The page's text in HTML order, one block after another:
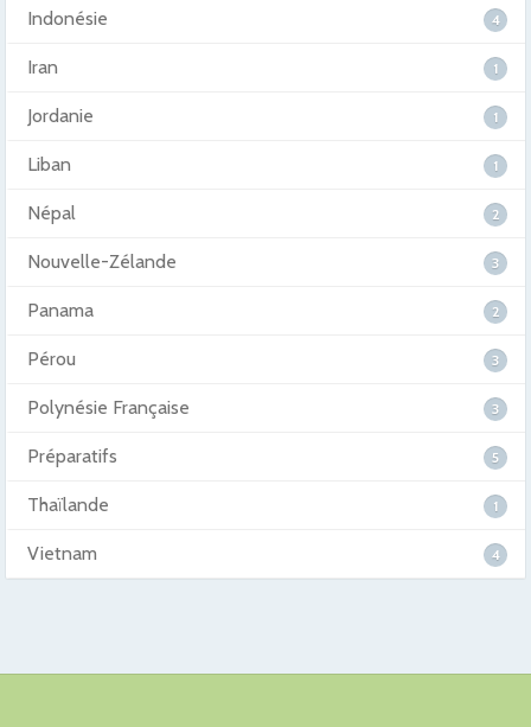
Indonésie 4
Iran 1
Jordanie 1
Liban 1
Népal 2
Nouvelle-Zélande 3
Panama 2
Pérou 3
Polynésie Française 3
Préparatifs 5
Thaïlande 1
Vietnam 4